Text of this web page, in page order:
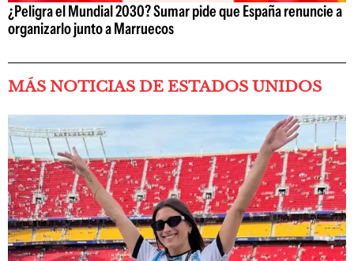
¿Peligra el Mundial 2030? Sumar pide que España renuncie a
organizarlo junto a Marruecos
MÁS NOTICIAS DE ESTADOS UNIDOS